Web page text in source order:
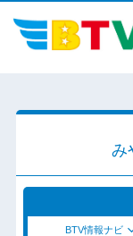
み
BTV情報ナビ